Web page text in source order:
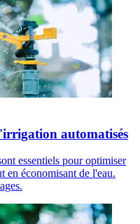
automatisés
essentiels pour optimiser
en économisant de l'eau.